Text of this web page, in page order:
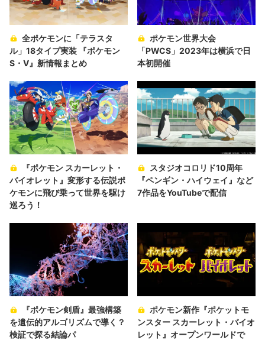
全ポケモンに「テラスタ
ル」18タイプ実装 『ポケモン
S・V』新情報まとめ
ポケモン世界大会
「PWCS」2023年は横浜で日
本初開催
『ポケモン スカーレット・
バイオレット』変形する伝説ポ
ケモンに飛び乗って世界を駆け
巡ろう！
スタジオコロリド10周年
『ペンギン・ハイウェイ』など
7作品をYouTubeで配信
『ポケモン剣盾』最強構築
を遺伝的アルゴリズムで導く？
検証で探る結論パ
ポケモン新作『ポケットモ
ンスター スカーレット・バイオ
レット』オープンワールドで